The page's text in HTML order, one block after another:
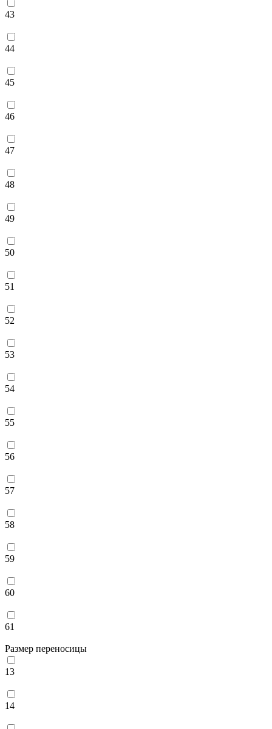
43
44
45
46
47
48
49
50
51
52
53
54
55
56
57
58
59
60
61
Размер переносицы
13
14